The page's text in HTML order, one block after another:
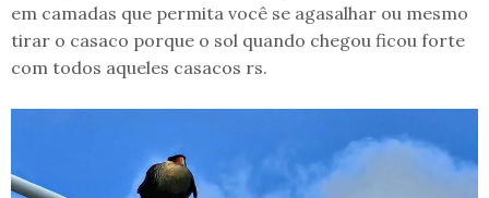
em camadas que permita você se agasalhar ou mesmo
tirar o casaco porque o sol quando chegou ficou forte
com todos aqueles casacos rs.